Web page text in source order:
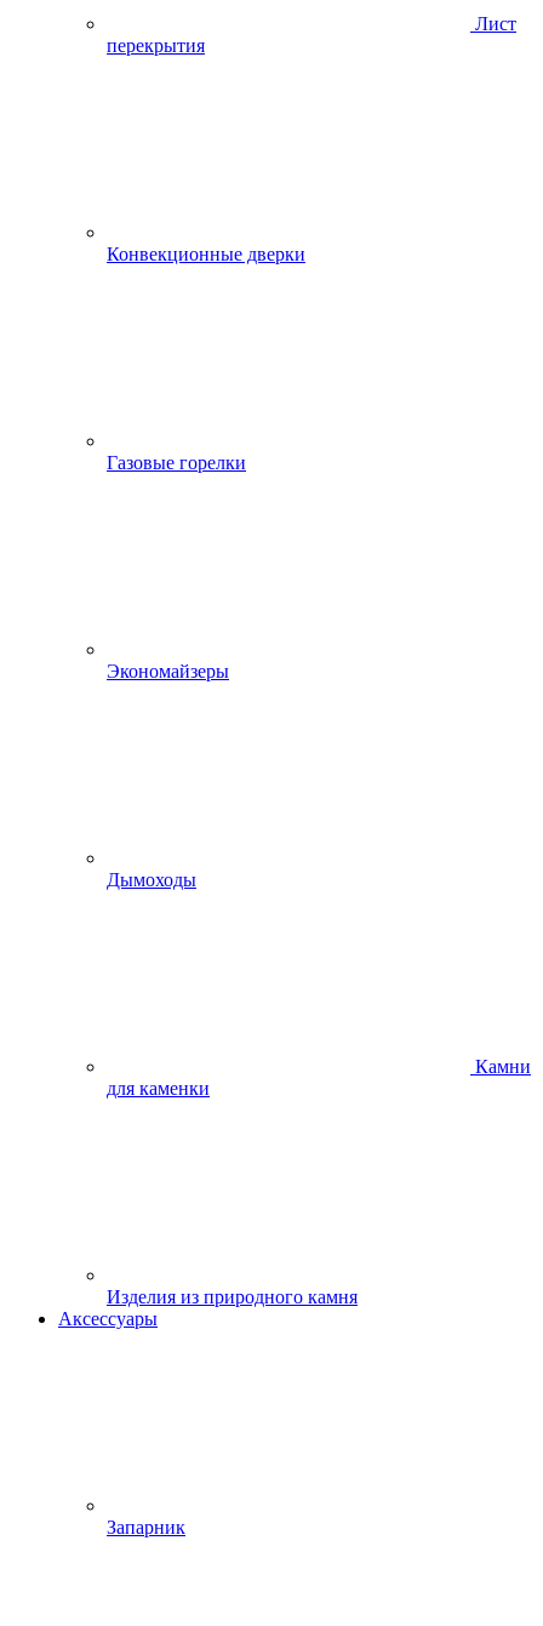
Лист
перекрытия
Конвекционные дверки
Газовые горелки
Экономайзеры
Дымоходы
Камни
для каменки
Изделия из природного камня
Аксессуары
Запарник